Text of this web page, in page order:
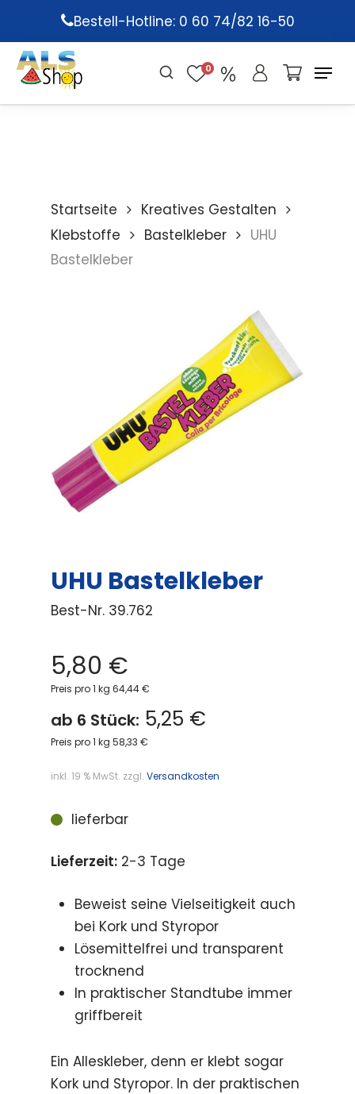
main
content
Bestell-Hotline: 0 60 74/82 16-50
0
Startseite
Kreatives Gestalten
Klebstoffe
Bastelkleber
UHU
Bastelkleber
UHU Bastelkleber
Best-Nr. 39.762
5,80 €
Preis pro 1 kg 64,44 €
ab 6 Stück: 5,25 €
Preis pro 1 kg 58,33 €
inkl. 19 % MwSt. zzgl. Versandkosten
lieferbar
Lieferzeit: 2-3 Tage
Beweist seine Vielseitigkeit auch
bei Kork und Styropor
Lösemittelfrei und transparent
trocknend
In praktischer Standtube immer
griffbereit
Ein Alleskleber, denn er klebt sogar
Kork und Styropor. In der praktischen